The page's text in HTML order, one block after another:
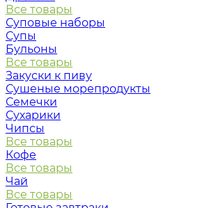
Все товары
Суповые наборы
Супы
Бульоны
Все товары
Закуски к пиву
Сушеные морепродукты
Семечки
Сухарики
Чипсы
Все товары
Кофе
Все товары
Чай
Все товары